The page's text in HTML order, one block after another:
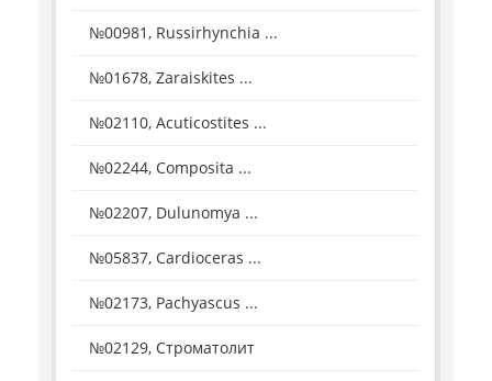
№00981, Russirhynchia ...
№01678, Zaraiskites ...
№02110, Acuticostites ...
№02244, Composita ...
№02207, Dulunomya ...
№05837, Cardioceras ...
№02173, Pachyascus ...
№02129, Строматолит